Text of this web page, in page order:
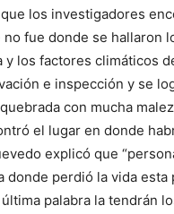
los investigadores
no fue donde se hallaron
y los factores climáticos
e inspección y se
con mucha
el lugar en donde
explicó que
donde perdió la vida
palabra la tendrán